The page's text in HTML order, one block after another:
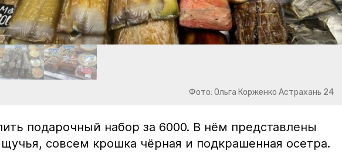
Фото: Ольга Корженко Астрахань 24
подарочный набор за 6000. В нём представлены
совсем крошка чёрная и подкрашенная осетра.